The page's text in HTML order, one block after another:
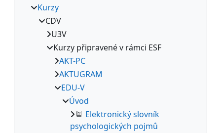
Kurzy
CDV
U3V
Kurzy připravené v rámci ESF
AKT-PC
AKTUGRAM
EDU-V
Úvod
Elektronický slovník
psychologických pojmů